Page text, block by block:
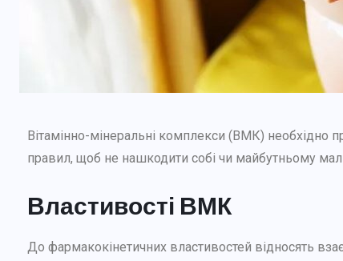
Вітамінно-мінеральні комплекси (ВМК) необхідно
правил, щоб не нашкодити собі чи майбутньому
Властивості ВМК
До фармакокінетичних властивостей відносять